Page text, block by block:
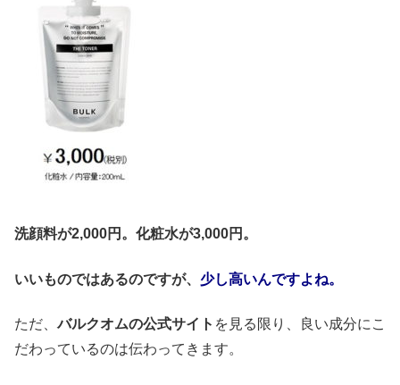
洗顔料が2,000円。化粧水が3,000円。
いいものではあるのですが、 少し高いんですよね。
ただ、バルクオムの公式サイト を見る限り、良い成分にこ
だわっているのは伝わってきます。